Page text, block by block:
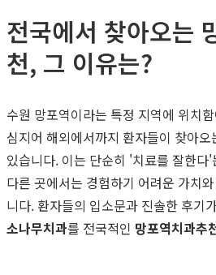
전국에서 찾아오는
천, 그 이유는?
수원 망포역이라는 특정 지역에 위치
심지어 해외에서까지 환자들이 찾아
있습니다. 이는 단순히 '치료를 잘한다
다른 곳에서는 경험하기 어려운 가치
니다. 환자들의 입소문과 진솔한 후기
소나무치과를 전국적인 망포역치과추